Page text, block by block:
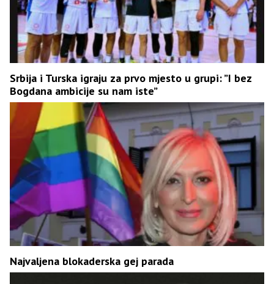
Srbija i Turska igraju za prvo mjesto u grupi: ”I bez
Bogdana ambicije su nam iste”
Najvaljena blokaderska gej parada